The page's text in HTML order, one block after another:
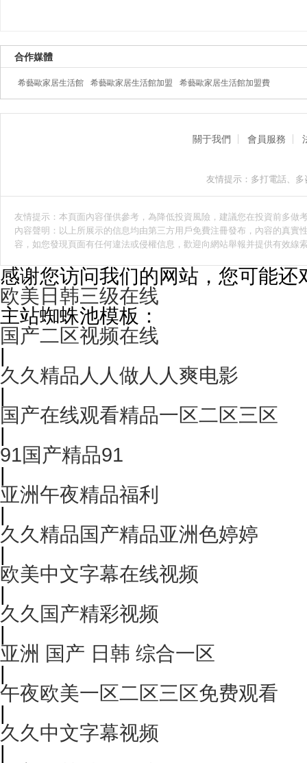
合作媒體
希藝歐家居生活館 希藝歐家居生活館加盟 希藝歐家居生活館加盟費
關于我們 會員服務
友情提示：多打電話、
友情提示：本頁面內容僅供參考，為降低投資風險，建議您在投資前多
內容聲明：以上所展示的信息均由第三方用戶免費注冊發布，內容的真
容，如您發現頁面有任何違法或侵權信息，歡迎向網站舉報并提供有效線
感谢您访问我们的网站，您可能还
欧美日韩三级在线
主站蜘蛛池模板：
国产二区视频在线
|
久久精品人人做人人爽电影
|
国产在线观看精品一区二区三区
|
91国产精品91
|
亚洲午夜精品福利
|
久久精品国产精品亚洲色婷婷
|
欧美中文字幕在线视频
|
久久国产精彩视频
|
亚洲 国产 日韩 综合一区
|
午夜欧美一区二区三区免费观看
|
久久中文字幕视频
|